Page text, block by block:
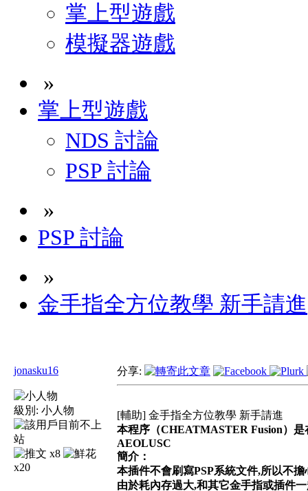
掌上型遊戲
模擬器遊戲
»
掌上型遊戲
NDS 討論
PSP 討論
»
PSP 討論
»
金手指全方位教學 新手請進
jonasku16
級別: 小人物
x8
x20
分享:
[輔助] 金手指全方位教學 新手請進
本程序（CHEATMASTER Fusion）
AEOLUSC
簡介：
本插件不會刷寫PSP系統文件,所以不
由於耗內存過大,和其它金手指或插件